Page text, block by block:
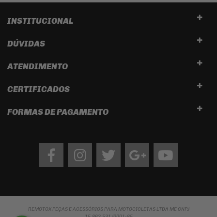
INSTITUCIONAL
DÚVIDAS
ATENDIMENTO
CERTIFICADOS
FORMAS DE PAGAMENTO
FacebookInstagram twitter googleYoutube
REMOTOX PEÇAS E ACESSÓRIOS PARA MOTOCICLETAS LTDA ME CNPJ